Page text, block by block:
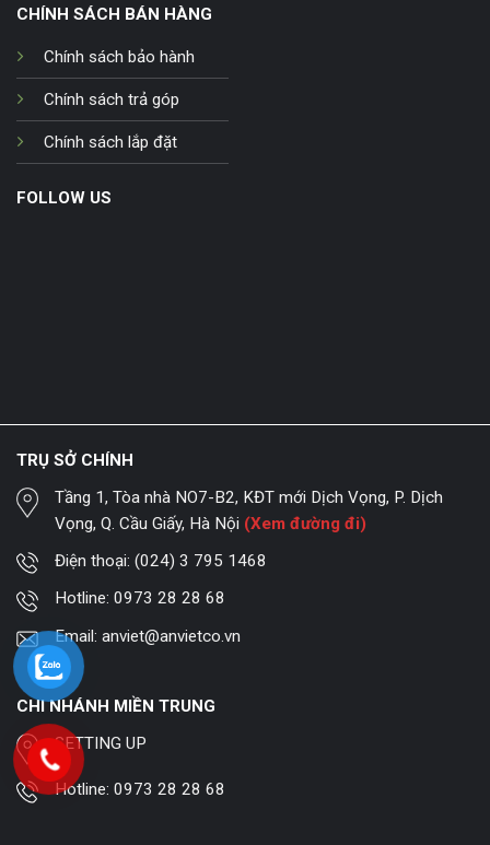
CHÍNH SÁCH BÁN HÀNG
Chính sách bảo hành
Chính sách trả góp
Chính sách lắp đặt
FOLLOW US
TRỤ SỞ CHÍNH
Tầng 1, Tòa nhà NO7-B2, KĐT mới Dịch Vọng, P. Dịch
Vọng, Q. Cầu Giấy, Hà Nội (Xem đường đi)
Điện thoại:(024) 3 795 1468
Hotline:0973 28 28 68
Email:anviet@anvietco.vn
CHI NHÁNH MIỀN TRUNG
SETTING UP
Hotline:0973 28 28 68